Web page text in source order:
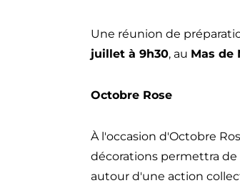
CASA
Une réunion de
juillet à 9h30, au Mas de
Octobre Rose
À l'occasion d'Octobre
décorations permettra
autour d'une action